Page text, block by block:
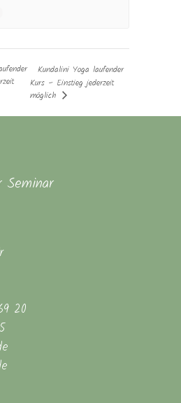
Kundalini Yoga laufender
Kurs – Einstieg jederzeit
möglich
20